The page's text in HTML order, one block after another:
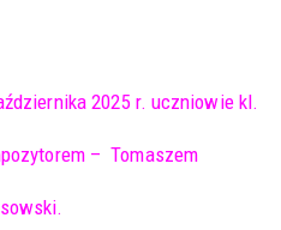
2025 r. uczniowie kl.
– Tomaszem